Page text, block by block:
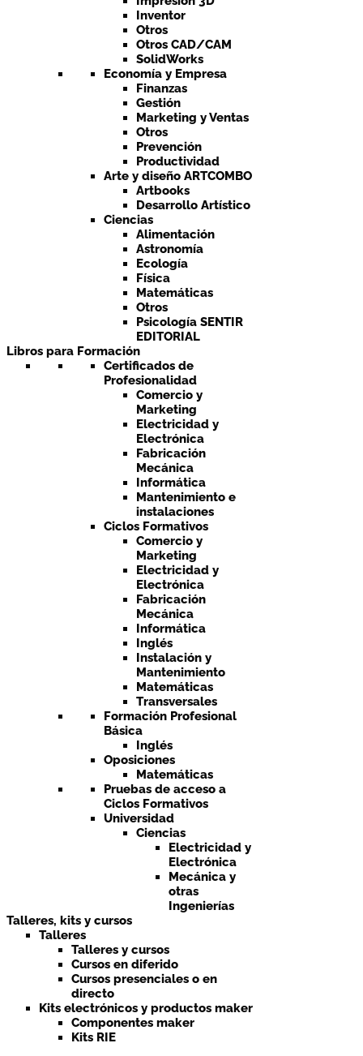
Inventor
Otros
Otros CAD/CAM
SolidWorks
Economía y Empresa
Finanzas
Gestión
Marketing y Ventas
Otros
Prevención
Productividad
Arte y diseño ARTCOMBO
Artbooks
Desarrollo Artístico
Ciencias
Alimentación
Astronomía
Ecología
Física
Matemáticas
Otros
Psicología SENTIR
EDITORIAL
Libros para Formación
Certificados de
Profesionalidad
Comercio y
Marketing
Electricidad y
Electrónica
Fabricación
Mecánica
Informática
Mantenimiento e
instalaciones
Ciclos Formativos
Comercio y
Marketing
Electricidad y
Electrónica
Fabricación
Mecánica
Informática
Inglés
Instalación y
Mantenimiento
Matemáticas
Transversales
Formación Profesional
Básica
Inglés
Oposiciones
Matemáticas
Pruebas de acceso a
Ciclos Formativos
Universidad
Ciencias
Electricidad y
Electrónica
Mecánica y
otras
Ingenierías
Talleres, kits y cursos
Talleres
Talleres y cursos
Cursos en diferido
Cursos presenciales o en
directo
Kits electrónicos y productos maker
Componentes maker
Kits RIE